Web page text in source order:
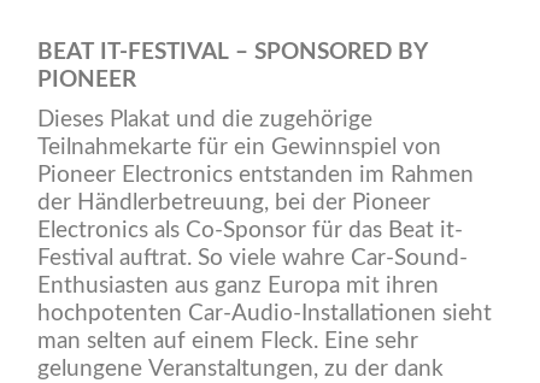
BEAT IT-FESTIVAL – SPONSORED BY
PIONEER
Dieses Plakat und die zugehörige
Teilnahmekarte für ein Gewinnspiel von
Pioneer Electronics entstanden im Rahmen
der Händlerbetreuung, bei der Pioneer
Electronics als Co-Sponsor für das Beat it-
Festival auftrat. So viele wahre Car-Sound-
Enthusiasten aus ganz Europa mit ihren
hochpotenten Car-Audio-Installationen sieht
man selten auf einem Fleck. Eine sehr
gelungene Veranstaltungen, zu der dank